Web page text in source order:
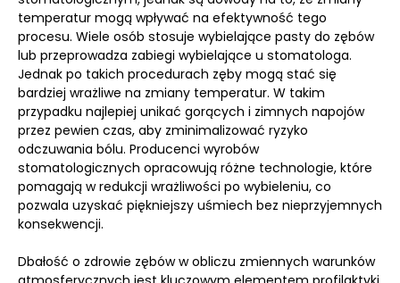
temperatur mogą wpływać na efektywność tego
procesu. Wiele osób stosuje wybielające pasty do zębów
lub przeprowadza zabiegi wybielające u stomatologa.
Jednak po takich procedurach zęby mogą stać się
bardziej wrażliwe na zmiany temperatur. W takim
przypadku najlepiej unikać gorących i zimnych napojów
przez pewien czas, aby zminimalizować ryzyko
odczuwania bólu. Producenci wyrobów
stomatologicznych opracowują różne technologie, które
pomagają w redukcji wrażliwości po wybieleniu, co
pozwala uzyskać piękniejszy uśmiech bez nieprzyjemnych
konsekwencji.
Dbałość o zdrowie zębów w obliczu zmiennych warunków